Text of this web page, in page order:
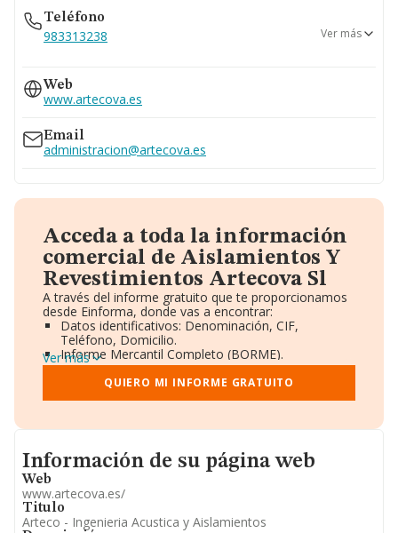
Teléfono
983313238
634...
Ver teléfono 634...
Ver más
Web
www.artecova.es
Email
administracion@artecova.es
Acceda a toda la información
comercial de Aislamientos Y
Revestimientos Artecova Sl
A través del informe gratuito que te proporcionamos
desde Einforma, donde vas a encontrar:
Datos identificativos: Denominación, CIF,
Teléfono, Domicilio.
Informe Mercantil Completo (BORME).
Gráficos de Evolución Ventas y Empleados.
Consejo de Administración y Administradores.
Directivos y Ejecutivos.
Información oficial y registral complementaria.
Ver más
QUIERO MI INFORME GRATUITO
Informacion de su página web
Información de su página web
Web
www.artecova.es/
Titulo
Arteco - Ingenieria Acustica y Aislamientos